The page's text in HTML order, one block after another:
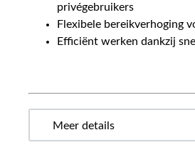
privégebruikers
Flexibele bereikverhoging
Efficiënt werken dankzij